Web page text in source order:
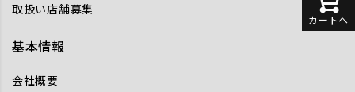
カートへ
取扱い店舗募集
基本情報
会社概要